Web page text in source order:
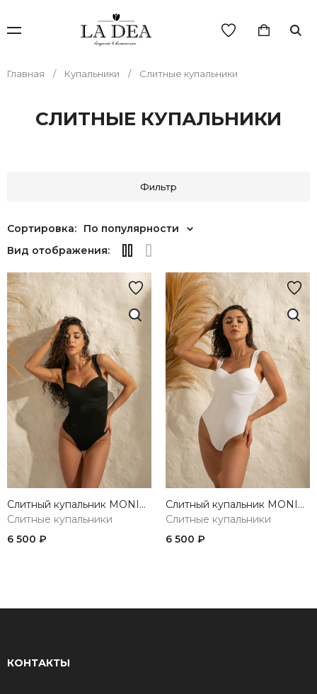
Главная Купальники Слитные купальники
СЛИТНЫЕ КУПАЛЬНИКИ
Фильтр
Сортировка:
По популярности
Вид отображения:
Слитный купальник MONICA BLACK
Слитные купальники
6 500 ₽
Слитный купальник MONICA WHITE
Слитные купальники
6 500 ₽
КОНТАКТЫ